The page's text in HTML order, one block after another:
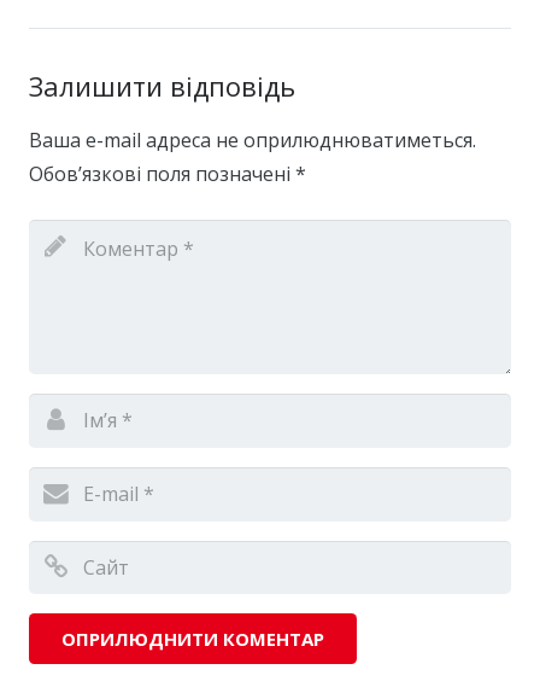
Залишити відповідь
Ваша e-mail адреса не оприлюднюватиметься.
Обов’язкові поля позначені *